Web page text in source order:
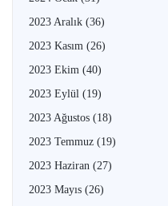
2023 Aralık (36)
2023 Kasım (26)
2023 Ekim (40)
2023 Eylül (19)
2023 Ağustos (18)
2023 Temmuz (19)
2023 Haziran (27)
2023 Mayıs (26)